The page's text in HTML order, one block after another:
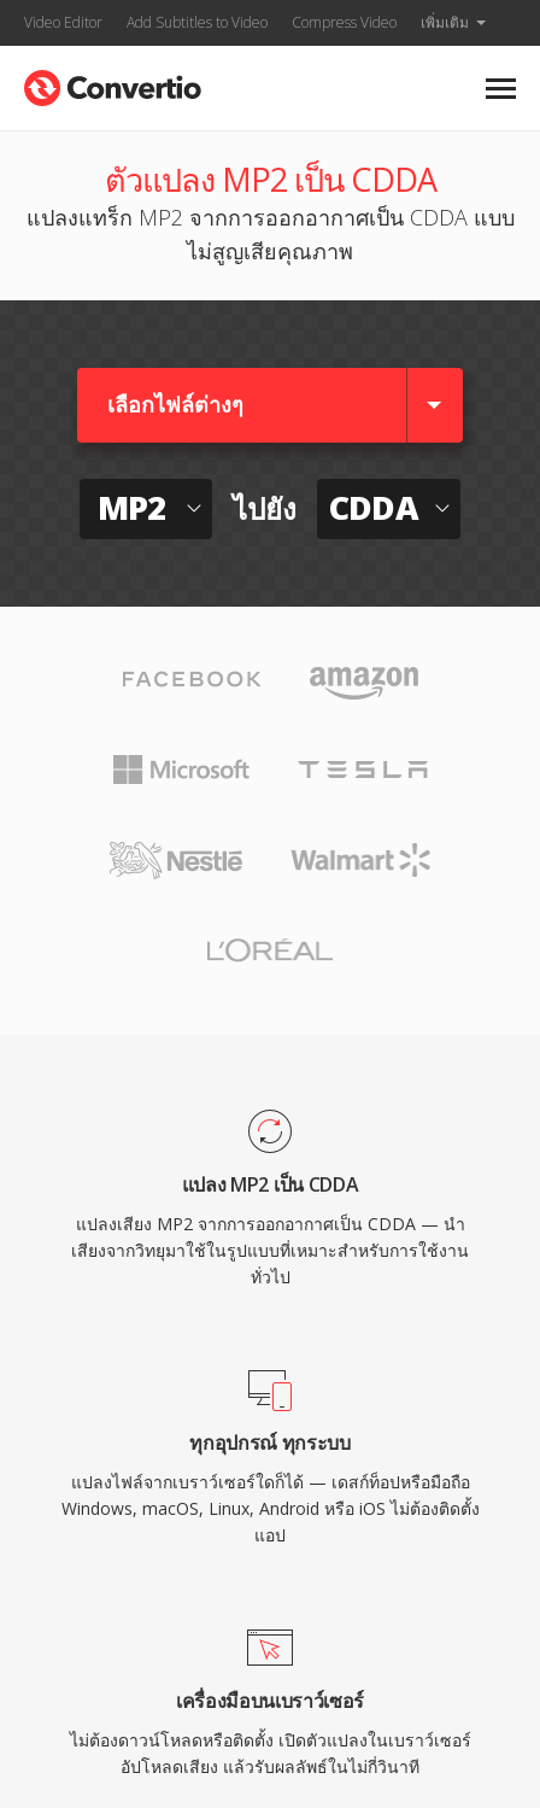
Video Editor Add Subtitles to Video Compress Video เพิ่มเติม
ตัวแปลง MP2 เป็น CDDA
แปลงแทร็ก MP2 จากการออกอากาศเป็น CDDA แบบ
ไม่สูญเสียคุณภาพ
เลือกไฟล์ต่างๆ​
MP2 ไปยัง CDDA
แปลง MP2 เป็น CDDA
แปลงเสียง MP2 จากการออกอากาศเป็น CDDA — นำ
เสียงจากวิทยุมาใช้ในรูปแบบที่เหมาะสำหรับการใช้งาน
ทั่วไป
ทุกอุปกรณ์ ทุกระบบ
แปลงไฟล์จากเบราว์เซอร์ใดก็ได้ — เดสก์ท็อปหรือมือถือ
Windows, macOS, Linux, Android หรือ iOS ไม่ต้องติดตั้ง
แอป
เครื่องมือบนเบราว์เซอร์
ไม่ต้องดาวน์โหลดหรือติดตั้ง เปิดตัวแปลงในเบราว์เซอร์
อัปโหลดเสียง แล้วรับผลลัพธ์ในไม่กี่วินาที